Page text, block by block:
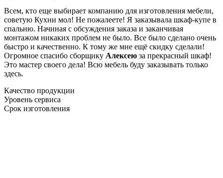
Всем, кто еще выбирает компанию для изготовления мебели,
советую Кухни мол! Не пожалеете! Я заказывала шкаф-купе в
спальню. Начиная с обсуждения заказа и заканчивая
монтажом никаких проблем не было. Все было сделано очень
быстро и качественно. К тому же мне ещё скидку сделали!
Огромное спасибо сборщику Алексею за прекрасный шкаф!
Это мастер своего дела! Всю мебель буду заказывать только
здесь.
Качество продукции
Уровень сервиса
Срок изготовления